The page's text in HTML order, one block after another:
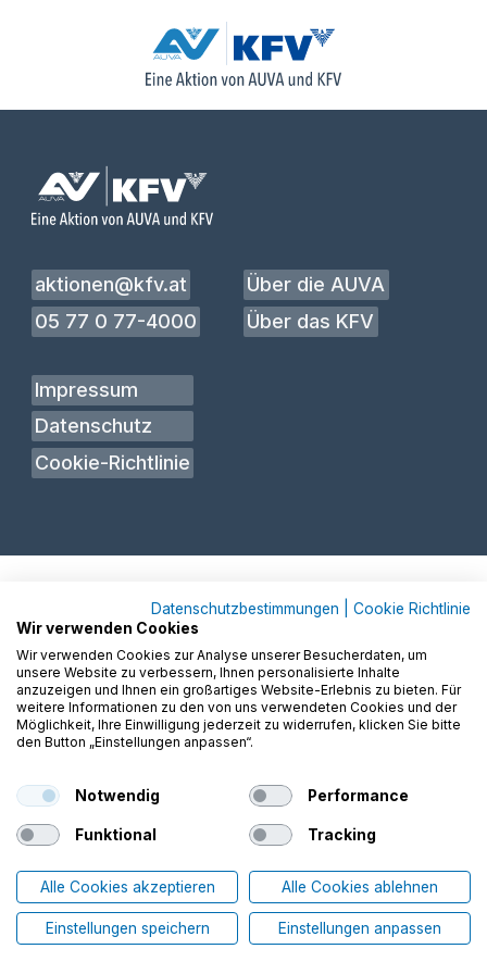
aktionen@kfv.at
05 77 0 77-4000
Über die AUVA
Über das KFV
Impressum
Datenschutz
Cookie-Richtlinie
Datenschutzbestimmungen
Cookie Richtlinie
Wir verwenden Cookies
Wir verwenden Cookies zur Analyse unserer Besucherdaten, um
unsere Website zu verbessern, Ihnen personalisierte Inhalte
anzuzeigen und Ihnen ein großartiges Website-Erlebnis zu bieten. Für
weitere Informationen zu den von uns verwendeten Cookies und der
Möglichkeit, Ihre Einwilligung jederzeit zu widerrufen, klicken Sie bitte
den Button „Einstellungen anpassen“.
Notwendig Performance
Funktional Tracking
Alle Cookies akzeptieren Alle Cookies ablehnen
Einstellungen speichern Einstellungen anpassen